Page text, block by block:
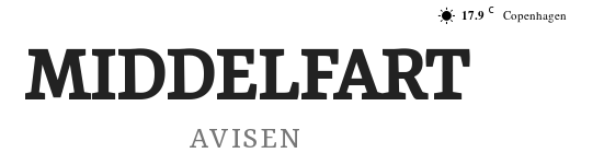
17.9 C Copenhagen
MIDDELFART
AVISEN